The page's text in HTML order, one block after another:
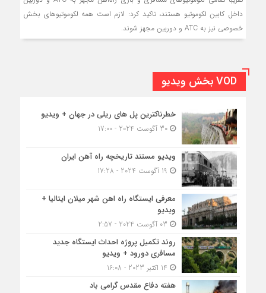
داخل کابین لکوموتیو هستند، تاکید کرد: لازم است همه لکوموتیوهای بخش
خصوصی نیز به ATC و دوربین مجهز شوند.
VOD بخش ویدیو
خطرناکترین پل های ریلی در جهان + ویدیو
30 آگوست 2024 - 17:00
ویدیو مستند تاریخچه راه آهن ایران
معرفی ایستگاه راه اهن شهر میلان ایتالیا +
ویدیو
روند تکمیل پروژه احداث ایستگاه جدید
مسافری دورود + ویدیو
هفته دفاع مقدس گرامی باد